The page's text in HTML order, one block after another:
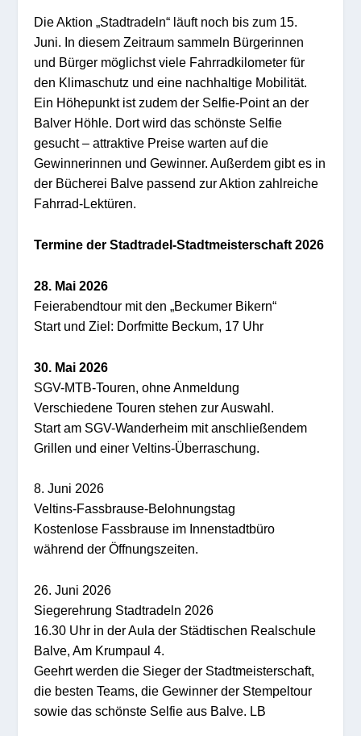
Die Aktion „Stadtradeln“ läuft noch bis zum 15.
Juni. In diesem Zeitraum sammeln Bürgerinnen
und Bürger möglichst viele Fahrradkilometer für
den Klimaschutz und eine nachhaltige Mobilität.
Ein Höhepunkt ist zudem der Selfie-Point an der
Balver Höhle. Dort wird das schönste Selfie
gesucht – attraktive Preise warten auf die
Gewinnerinnen und Gewinner. Außerdem gibt es in
der Bücherei Balve passend zur Aktion zahlreiche
Fahrrad-Lektüren.
Termine der Stadtradel-Stadtmeisterschaft 2026
28. Mai 2026
Feierabendtour mit den „Beckumer Bikern“
Start und Ziel: Dorfmitte Beckum, 17 Uhr
30. Mai 2026
SGV-MTB-Touren, ohne Anmeldung
Verschiedene Touren stehen zur Auswahl.
Start am SGV-Wanderheim mit anschließendem
Grillen und einer Veltins-Überraschung.
8. Juni 2026
Veltins-Fassbrause-Belohnungstag
Kostenlose Fassbrause im Innenstadtbüro
während der Öffnungszeiten.
26. Juni 2026
Siegerehrung Stadtradeln 2026
16.30 Uhr in der Aula der Städtischen Realschule
Balve, Am Krumpaul 4.
Geehrt werden die Sieger der Stadtmeisterschaft,
die besten Teams, die Gewinner der Stempeltour
sowie das schönste Selfie aus Balve. LB